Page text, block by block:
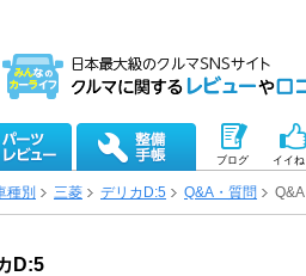
ブログ イイね
種別 三菱 デリカD:5 Q&A・質問
D:5